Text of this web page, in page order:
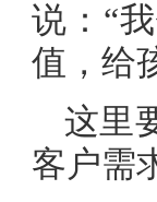
说：“
值，给
这里
客户需